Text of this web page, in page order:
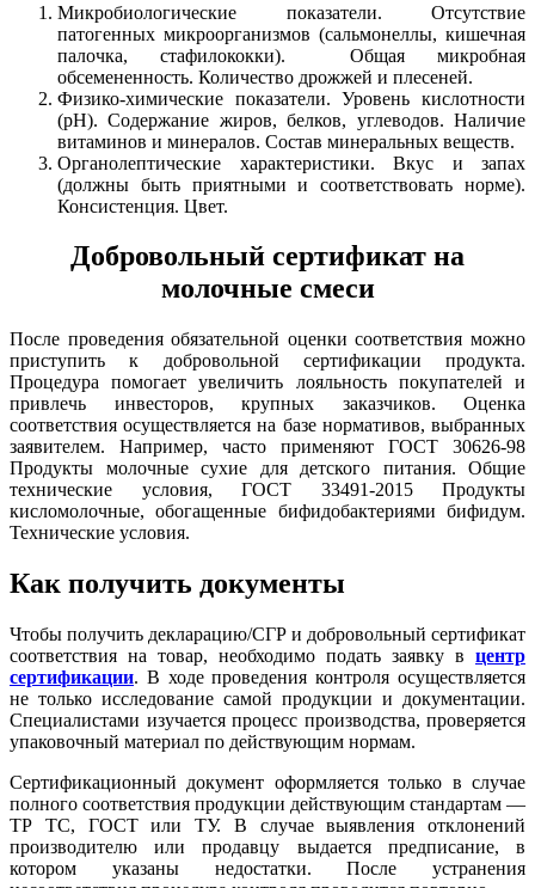
Микробиологические показатели. Отсутствие
патогенных микроорганизмов (сальмонеллы, кишечная
палочка, стафилококки). Общая микробная
обсемененность. Количество дрожжей и плесеней.
Физико-химические показатели. Уровень кислотности
(pH). Содержание жиров, белков, углеводов. Наличие
витаминов и минералов. Состав минеральных веществ.
Органолептические характеристики. Вкус и запах
(должны быть приятными и соответствовать норме).
Консистенция. Цвет.
Добровольный сертификат на
молочные смеси
После проведения обязательной оценки соответствия можно
приступить к добровольной сертификации продукта.
Процедура помогает увеличить лояльность покупателей и
привлечь инвесторов, крупных заказчиков. Оценка
соответствия осуществляется на базе нормативов, выбранных
заявителем. Например, часто применяют ГОСТ 30626-98
Продукты молочные сухие для детского питания. Общие
технические условия, ГОСТ 33491-2015 Продукты
кисломолочные, обогащенные бифидобактериями бифидум.
Технические условия.
Как получить документы
Чтобы получить декларацию/СГР и добровольный сертификат
соответствия на товар, необходимо подать заявку в центр
сертификации. В ходе проведения контроля осуществляется
не только исследование самой продукции и документации.
Специалистами изучается процесс производства, проверяется
упаковочный материал по действующим нормам.
Сертификационный документ оформляется только в случае
полного соответствия продукции действующим стандартам —
ТР ТС, ГОСТ или ТУ. В случае выявления отклонений
производителю или продавцу выдается предписание, в
котором указаны недостатки. После устранения